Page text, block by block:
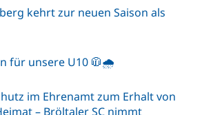
kehrt zur neuen Saison als
für unsere U10 🧥🌧️
im Ehrenamt zum Erhalt von
– Bröltaler SC nimmt